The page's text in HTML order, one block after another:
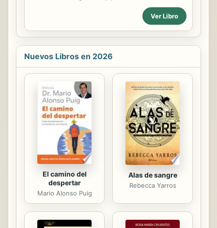
encuadernadas en la más suave y
fina piel de cabra disponible y
presentan acabados de calidad como
el hermoso arte del dorado, el
duradero revestimiento de los
bordes y tres gruesos marcadores
Ver Libro
Nuevos Libros en 2026
El camino del
despertar
Mario Alonso Puig
Alas de sangre
Rebecca Yarros